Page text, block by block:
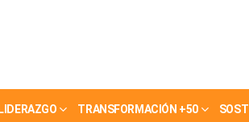
LIDERAZGO TRANSFORMACIÓN +50